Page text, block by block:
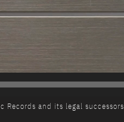
Records and its legal successors